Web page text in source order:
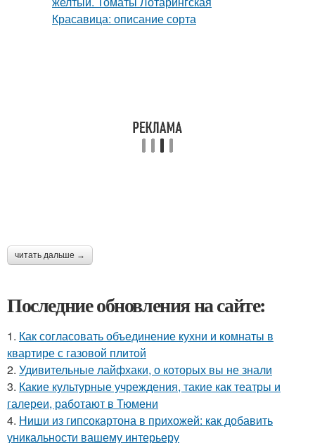
читать дальше →
Последние обновления на сайте:
1. Как согласовать объединение кухни и комнаты в
квартире с газовой плитой
2. Удивительные лайфхаки, о которых вы не знали
3. Какие культурные учреждения, такие как театры и
галереи, работают в Тюмени
4. Ниши из гипсокартона в прихожей: как добавить
уникальности вашему интерьеру